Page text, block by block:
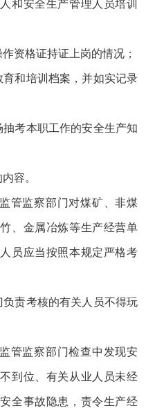
和安全生产管理人员培训
资格证持证上岗的情况；
育和培训档案，并如实记录
抽考本职工作的安全生产知
容。
管监察部门对煤矿、非煤
、金属冶炼等生产经营单
员应当按照本规定严格考
责考核的有关人员不得玩
管监察部门检查中发现安
到位、有关从业人员未经
全事故隐患，责令生产经